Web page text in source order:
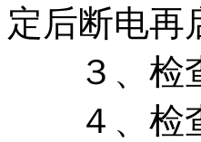
定后断电再
３、检查
４、检查